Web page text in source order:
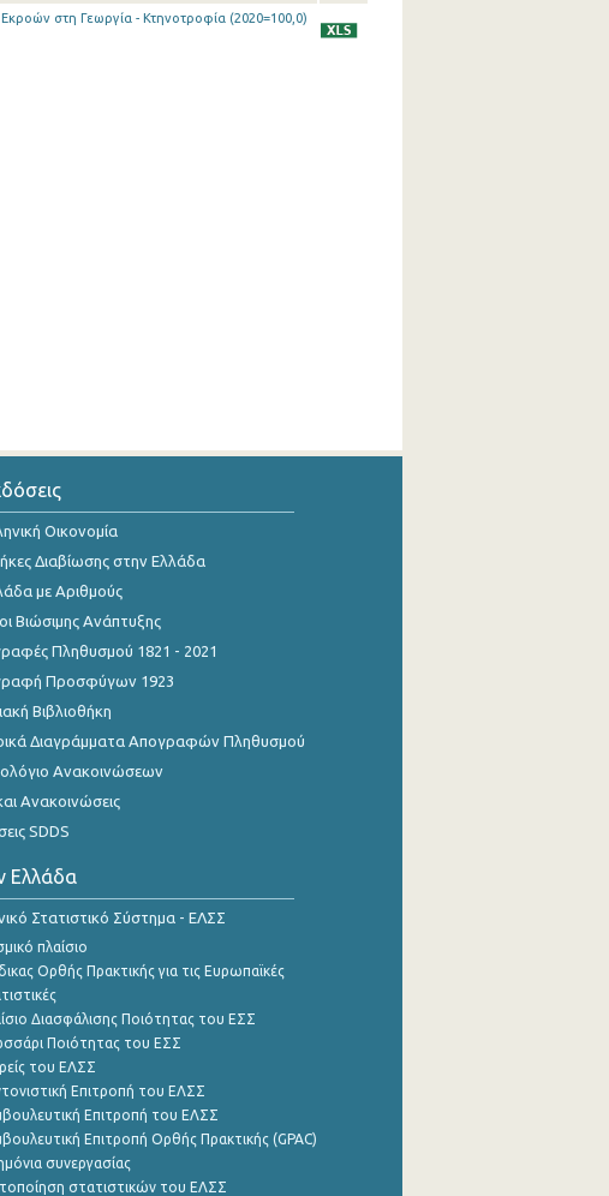
στη Γεωργία - Κτηνοτροφία (2020=100,0)
Οικονομία
Διαβίωσης στην Ελλάδα
με Αριθμούς
Βιώσιμης Ανάπτυξης
Πληθυσμού 1821 - 2021
Προσφύγων 1923
Βιβλιοθήκη
Διαγράμματα Απογραφών Πληθυσμού
Ανακοινώσεων
Ανακοινώσεις
SDDS
Ελλάδα
Στατιστικό Σύστημα - ΕΛΣΣ
πλαίσιο
Ορθής Πρακτικής για τις Ευρωπαϊκές
Διασφάλισης Ποιότητας του ΕΣΣ
Ποιότητας του ΕΣΣ
του ΕΛΣΣ
Επιτροπή του ΕΛΣΣ
Επιτροπή του ΕΛΣΣ
Επιτροπή Ορθής Πρακτικής (GPAC)
συνεργασίας
στατιστικών του ΕΛΣΣ